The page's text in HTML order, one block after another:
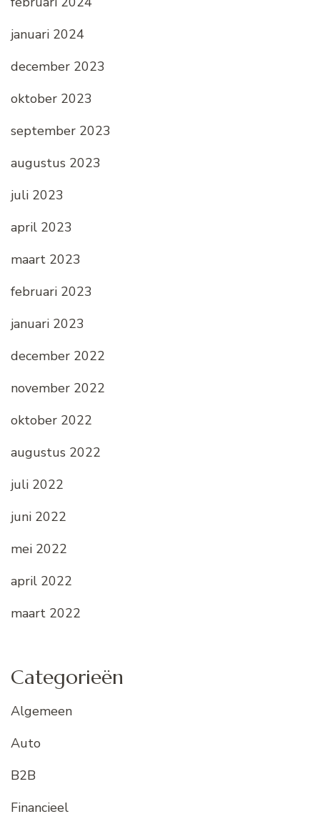
januari 2024
december 2023
oktober 2023
september 2023
augustus 2023
juli 2023
april 2023
maart 2023
februari 2023
januari 2023
december 2022
november 2022
oktober 2022
augustus 2022
juli 2022
juni 2022
mei 2022
april 2022
maart 2022
Categorieën
Algemeen
Auto
B2B
Financieel